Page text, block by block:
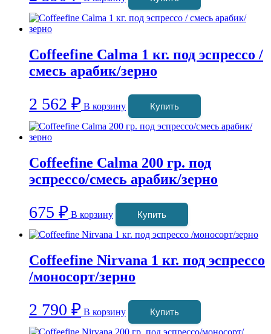
Coffeefine Calma 1 кг. под эспрессо /
смесь арабик/зерно
2 562 ₽ В корзину Купить
Coffeefine Calma 200 гр. под
эспрессо/смесь арабик/зерно
675 ₽ В корзину Купить
Coffeefine Nirvana 1 кг. под эспрессо
/моносорт/зерно
2 790 ₽ В корзину Купить